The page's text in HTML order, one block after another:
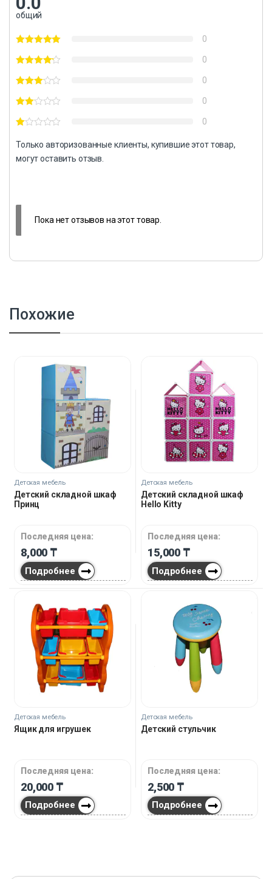
общий
0
0
0
0
0
Только авторизованные клиенты, купившие этот товар,
могут оставить отзыв.
Пока нет отзывов на этот товар.
Похожие
Детская мебель
Детский складной шкаф
Принц
Последняя цена:
8,000 ₸
Подробнее
Детская мебель
Детский складной шкаф
Hello Kitty
Последняя цена:
15,000 ₸
Подробнее
Детская мебель
Ящик для игрушек
Последняя цена:
20,000 ₸
Подробнее
Детская мебель
Детский стульчик
Последняя цена:
2,500 ₸
Подробнее